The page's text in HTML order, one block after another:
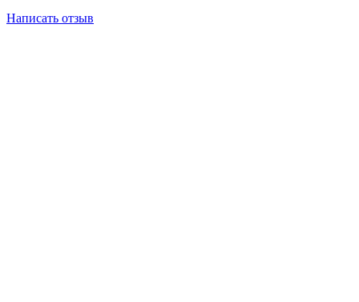
Написать отзыв